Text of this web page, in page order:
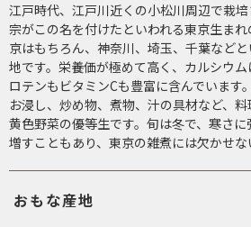
江戸時代、江戸川近くの小松川周辺で栽
宗がこの名を付けたといわれる東京生ま
京はもちろん、神奈川、埼玉、千葉など
地です。栄養価が極めて高く、カルシウ
ロテンもビタミンCも豊富に含んでいます
お浸し、炒め物、煮物、汁の具材など、
黄色野菜の優等生です。旬は冬で、寒さ
増すこともあり、東京の雑煮には欠かせな
おもな産地